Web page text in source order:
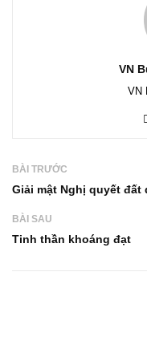
VN
VN
BÀI TRƯỚC
Giải mật Nghị quyết
BÀI SAU
Tinh thần khoáng đạt